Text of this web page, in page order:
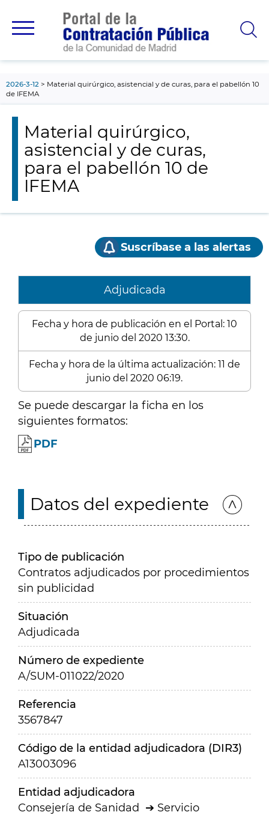
principal
2026-3-12
Material quirúrgico, asistencial y de curas, para el pabellón 10
de IFEMA
Material quirúrgico,
asistencial y de curas,
para el pabellón 10 de
IFEMA
Suscríbase a las alertas
Adjudicada
Fecha y hora de publicación en el Portal: 10
de junio del 2020 13:30.
Fecha y hora de la última actualización: 11 de
junio del 2020 06:19.
Se puede descargar la ficha en los
siguientes formatos:
PDF
Datos del expediente
Tipo de publicación
Contratos adjudicados por procedimientos
sin publicidad
Situación
Adjudicada
Número de expediente
A/SUM-011022/2020
Referencia
3567847
Código de la entidad adjudicadora (DIR3)
A13003096
Entidad adjudicadora
Consejería de Sanidad
Servicio